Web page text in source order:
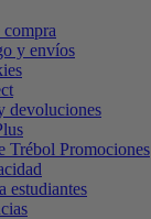
y envíos
devoluciones
Trébol Promociones
estudiantes